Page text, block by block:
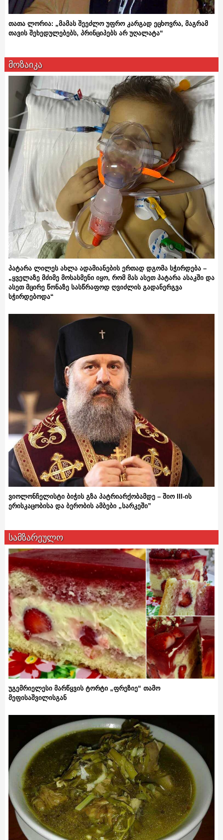
თათა ლორია: „მამას შეეძლო უფრო კარგად ეცხოვრა, მაგრამ
თავის შეხედულებებს, პრინციპებს არ უღალატა“
მოზაიკა
პატარა ლილეს ახლა ადამიანების ერთად დგომა სჭირდება –
„ყველაზე მძიმე მოსასმენი იყო, რომ მას ასეთ პატარა ასაკში და
ასეთ მცირე წონაზე სასწრაფოდ ღვიძლის გადანერგვა
სჭირდებოდა“
ვიოლონჩელისტი ბიჭის გზა პატრიარქობამდე – შიო III-ის
ერისკაცობისა და ბერობის ამბები „სარკეში”
სამზარეულო
უგემრიელესი მარწყვის ტორტი „ფრეზიე“ თამო
მეფისაშვილისგან